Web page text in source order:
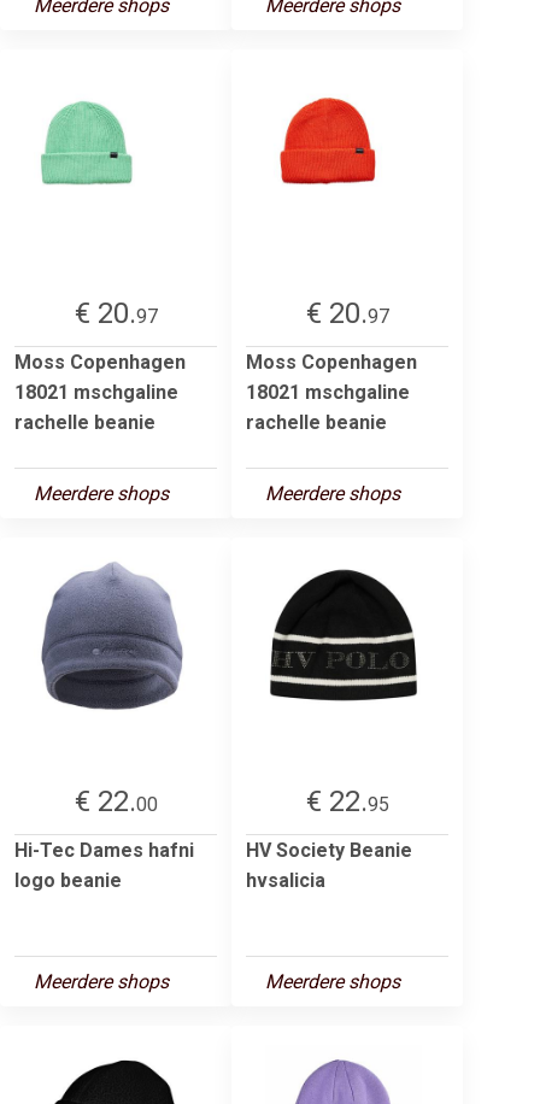
Meerdere shops Meerdere shops
€ 20.97
Moss Copenhagen
18021 mschgaline
rachelle beanie
Meerdere shops
€ 20.97
Moss Copenhagen
18021 mschgaline
rachelle beanie
Meerdere shops
€ 22.00
Hi-Tec Dames hafni
logo beanie
Meerdere shops
€ 22.95
HV Society Beanie
hvsalicia
Meerdere shops